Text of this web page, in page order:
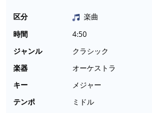
区分
楽曲
時間
4:50
ジャンル
クラシック
楽器
オーケストラ
キー
メジャー
テンポ
ミドル